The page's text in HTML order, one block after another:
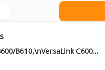
VersaLink B600/B610,\nVersaLink C600\nVersaLink C505\nVersaLink B605/B615\nVersaLink C605\nVersaLink C500